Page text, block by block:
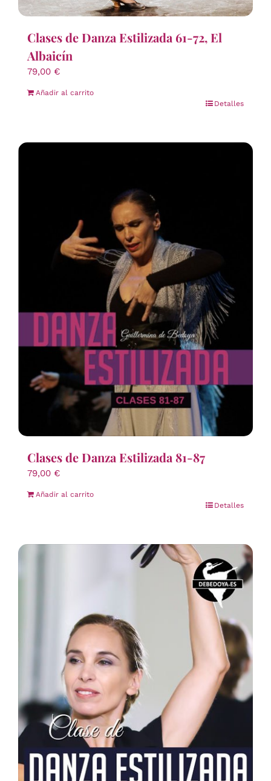
Clases de Danza Estilizada 61-72, El
Albaicín
79,00 €
Añadir al carrito
Detalles
Clases de Danza Estilizada 81-87
79,00 €
Añadir al carrito
Detalles